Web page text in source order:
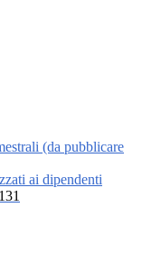
(da pubblicare
ai dipendenti
131